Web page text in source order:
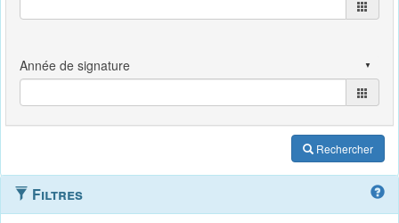
Rechercher
Filtres